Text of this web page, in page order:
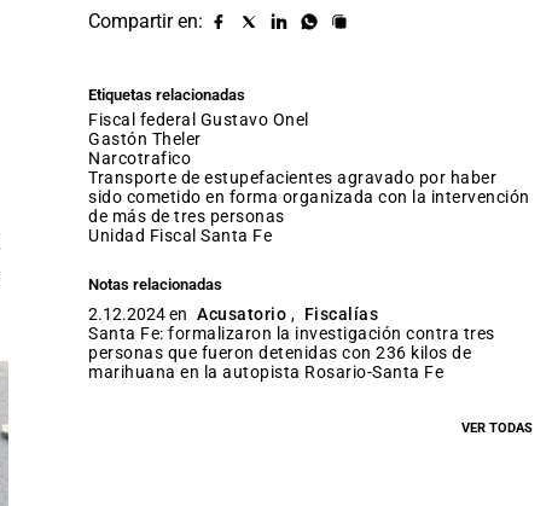
Compartir en:
Compartir
Compartir
Compartir
Compartir
Copiar
Etiquetas relacionadas
fiscal federal Gustavo Onel
Gastón Theler
narcotrafico
transporte de estupefacientes agravado por haber
sido cometido en forma organizada con la intervención
de más de tres personas
Unidad Fiscal Santa Fe
Notas relacionadas
2.12.2024 en Acusatorio , Fiscalías
Santa Fe: formalizaron la investigación contra tres
personas que fueron detenidas con 236 kilos de
marihuana en la autopista Rosario-Santa Fe
VER TODAS